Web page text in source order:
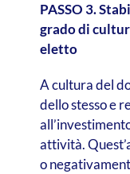
PASSO 3.
grado di
eletto
A cultura del
dello stesso e
attività.
o